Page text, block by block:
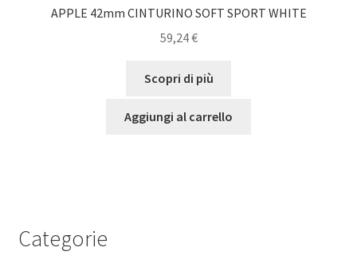
APPLE 42mm CINTURINO SOFT SPORT WHITE
59,24€
Scopri di più
Aggiungi al carrello
Categorie